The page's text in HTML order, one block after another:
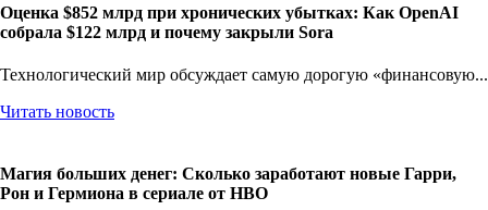
Оценка $852 млрд при хронических убытках: Как OpenAI
собрала $122 млрд и почему закрыли Sora
Технологический мир обсуждает самую дорогую «финансовую...
Читать новость
Магия больших денег: Сколько заработают новые Гарри,
Рон и Гермиона в сериале от HBO